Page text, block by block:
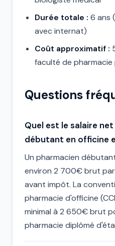
Durée totale : 6 ans
avec internat)
Coût approximatif :
faculté de pharmacie
Questions
Quel est le salaire
débutant en officine
Un pharmacien
environ 2 700€ brut
avant impôt. La
pharmacie d'officine
minimal à 2 650€ brut
pharmacie diplômé